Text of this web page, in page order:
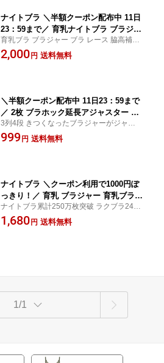
ナイトブラ ＼半額クーポン配布中 11日
23：59まで／ 育乳ナイトブラ ブラジャ
ー 育乳ブラ ノンワイヤーブラ 脇高 昼
夜兼用 下着 スポーツブラ スポブラ 無
育乳ブラ ブラジャー ブラ レース 脇高補正
ランジェリー セクシーランジェリー レディ
ース 下着 インナー FTS プレミーナセール
2,000円 送料無料
＼半額クーポン配布中 11日23：59まで
／ 2枚 ブラホック延長アジャスター ア
ンダーバスト延長ホック ジョイントホ
ック 4段 ブラアジャスター 延長ホック
3列4段 きつくなったブラジャーがジャスト
サイズのブラに！ ブラホック延長アジャス
ター アンダーバスト延長ホック ジョイント
999円 送料無料
ナイトブラ ＼クーポン利用で1000円ぽ
っきり！／ 育乳 ブラジャー 育乳ブラ
ノンワイヤーブラ 脇高 昼夜兼用 下着
スポーツブラ スポブラ 無地 痛くない 3
ナイトブラ累計250万枚突破 ラクブラ24 ア
ウトレットシリーズ ラクして整う 一日中使
える昼夜兼用・横流れ防止・ピーナッツ型
1,680円 送料無料
1/1